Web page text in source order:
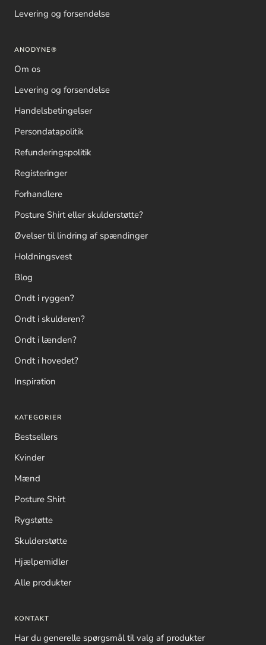
Levering og forsendelse
ANODYNE®
Om os
Levering og forsendelse
Handelsbetingelser
Persondatapolitik
Refunderingspolitik
Registeringer
Forhandlere
Posture Shirt eller skulderstøtte?
Øvelser til lindring af spændinger
Holdningsvest
Blog
Ondt i ryggen?
Ondt i skulderen?
Ondt i lænden?
Ondt i hovedet?
Inspiration
KATEGORIER
Bestsellers
Kvinder
Mænd
Posture Shirt
Rygstøtte
Skulderstøtte
Hjælpemidler
Alle produkter
KONTAKT
Har du generelle spørgsmål til valg af produkter